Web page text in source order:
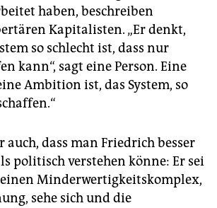
haben, beschreiben
Kapitalisten. „Er denkt,
so schlecht ist, dass nur
kann“, sagt eine Person. Eine
Ambition ist, das System, so
auch, dass man Friedrich besser
politisch verstehen könne: Er sei
Minderwertigkeitskomplex,
sehe sich und die